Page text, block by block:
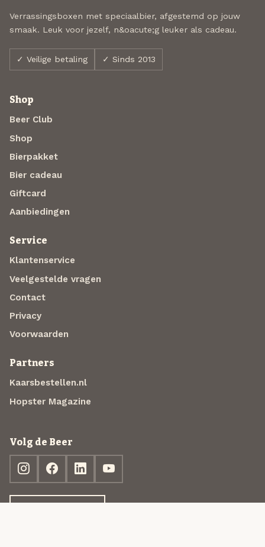
Verrassingsboxen met speciaalbier, afgestemd op jouw
smaak. Leuk voor jezelf, n&oacute;g leuker als cadeau.
✓ Veilige betaling ✓ Sinds 2013
Shop
Beer Club
Shop
Bierpakket
Bier cadeau
Giftcard
Aanbiedingen
Service
Klantenservice
Veelgestelde vragen
Contact
Privacy
Voorwaarden
Partners
Kaarsbestellen.nl
Hopster Magazine
Volg de Beer